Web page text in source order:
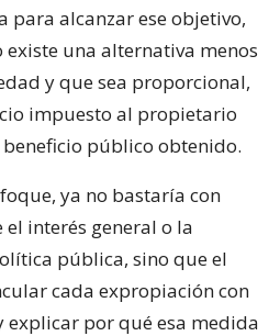
para alcanzar ese objetivo,
existe una alternativa menos
y que sea proporcional,
impuesto al propietario
público obtenido.
ya no bastaría con
interés general o la
pública, sino que el
cada expropiación con
por qué esa medida